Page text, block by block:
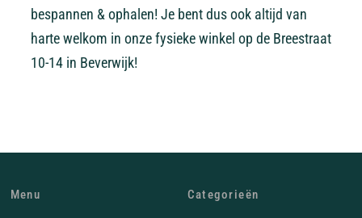
bespannen & ophalen! Je bent dus ook altijd van
harte welkom in onze fysieke winkel op de Breestraat
10-14 in Beverwijk!
Menu Categorieën